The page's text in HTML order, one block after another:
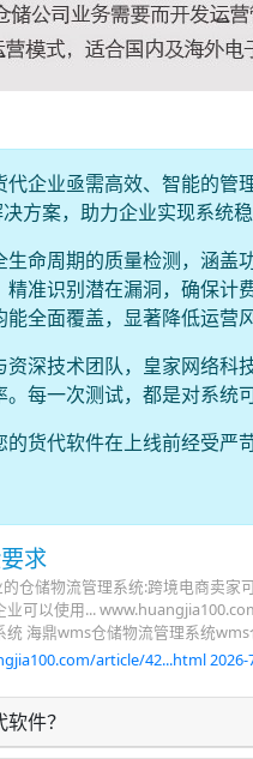
企业亟需高效、智能的管
方案，助力企业实现系统
命周期的质量检测，涵
准识别潜在漏洞，确保
全面覆盖，显著降低运营风
深技术团队，皇家网络科
每一次测试，都是对系统
的货代软件在上线前经受
求
的仓储物流管理系统:跨境电商卖
业可以使用...
统 海鼎wms仓储物流管理系统
article/42...html 2026-
件？